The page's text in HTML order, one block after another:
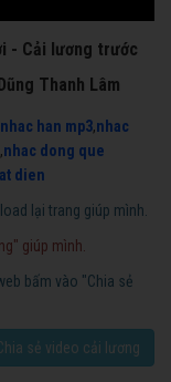
- Cải lương trước
Thanh Lâm
nhac han mp3,nhac
,nhac dong que
dien
lại trang giúp mình.
giúp mình.
bấm vào "Chia sẻ
sẻ video cải lương